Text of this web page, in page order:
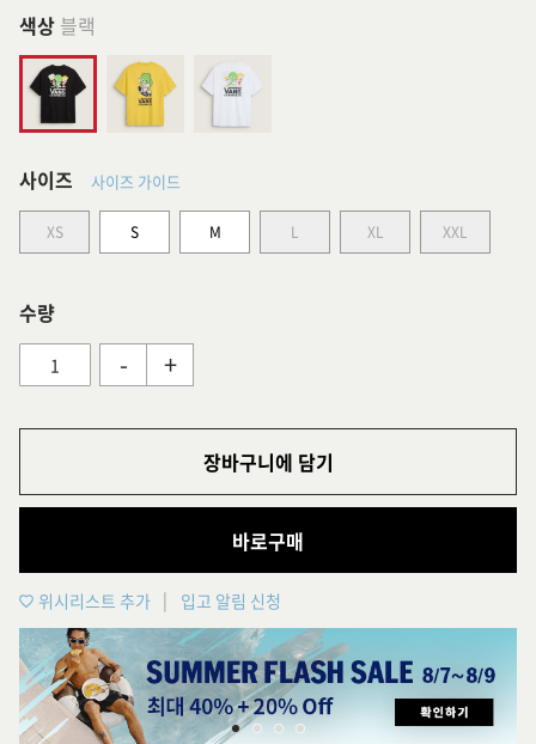
색상 블랙
사이즈 사이즈 가이드
XS S M L XL XXL
수량
- +
장바구니에 담기
바로구매
위시리스트 추가 입고 알림 신청